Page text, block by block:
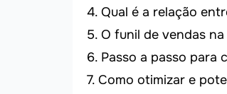
Qual é a relação
O funil de vendas
Passo a passo para
Como otimizar e